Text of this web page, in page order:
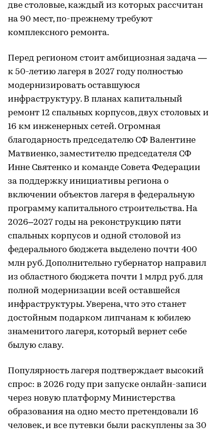
две столовые, каждый из которых рассчитан
на 90 мест, по-прежнему требуют
комплексного ремонта.
Перед регионом стоит амбициозная задача —
к 50-летию лагеря в 2027 году полностью
модернизировать оставшуюся
инфраструктуру. В планах капитальный
ремонт 12 спальных корпусов, двух столовых и
16 км инженерных сетей. Огромная
благодарность председателю СФ Валентине
Матвиенко, заместителю председателя СФ
Инне Святенко и команде Совета Федерации
за поддержку инициативы региона о
включении объектов лагеря в федеральную
программу капитального строительства. На
2026–2027 годы на реконструкцию пяти
спальных корпусов и одной столовой из
федерального бюджета выделено почти 400
млн руб. Дополнительно губернатор направил
из областного бюджета почти 1 млрд руб. для
полной модернизации всей оставшейся
инфраструктуры. Уверена, что это станет
достойным подарком липчанам к юбилею
знаменитого лагеря, который вернет себе
былую славу.
Популярность лагеря подтверждает высокий
спрос: в 2026 году при запуске онлайн-записи
через новую платформу Министерства
образования на одно место претендовали 16
человек, и все путевки были раскуплены за 30